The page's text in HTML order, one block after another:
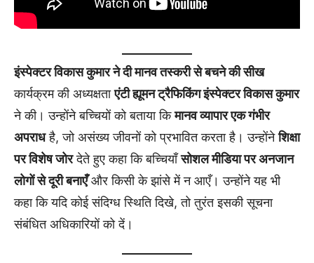
इंस्पेक्टर विकास कुमार ने दी मानव तस्करी से बचने की सीख
कार्यक्रम की अध्यक्षताएंटी ह्यूमन ट्रैफिकिंग इंस्पेक्टर विकास कुमार
ने की। उन्होंने बच्चियों को बताया किमानव व्यापार एक गंभीर
अपराधहै, जो असंख्य जीवनों को प्रभावित करता है। उन्होंनेशिक्षा
पर विशेष जोरदेते हुए कहा कि बच्चियाँसोशल मीडिया पर अनजान
लोगों से दूरी बनाएँऔर किसी के झांसे में न आएँ। उन्होंने यह भी
कहा कि यदि कोई संदिग्ध स्थिति दिखे, तो तुरंत इसकी सूचना
संबंधित अधिकारियों को दें।